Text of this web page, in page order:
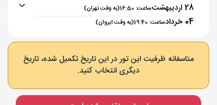
28 اردیبهشت ساعت: 16:50 (به وقت تهران)
04 خرداد ساعت: 19:40 (به وقت ایروان)
برنامه رفت :
فرودگاه بین‌المللی امام خمینی IKA
ایروان , فرودگاه بین‌المللی زوارتنوتس EVN
متاسفانه ظرفیت این تور در این تاریخ تکمیل شده، تاریخ
دیگری انتخاب کنید.